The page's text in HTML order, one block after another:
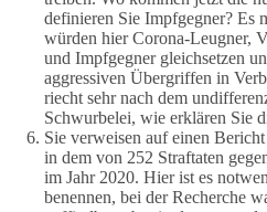
definieren Sie Impfgegner? Es
würden hier Corona-Leugner,
und Impfgegner gleichsetzen
aggressiven Übergriffen in
riecht sehr nach dem
Schwurbelei, wie erklären Sie
Sie verweisen auf einen
in dem von 252 Straftaten
im Jahr 2020. Hier ist es
benennen, bei der Recherche